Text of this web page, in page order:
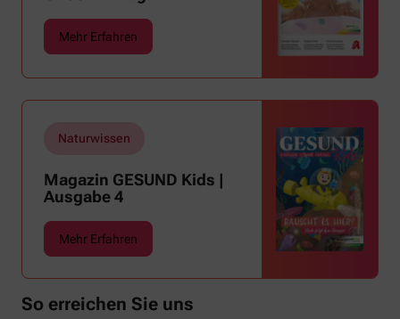
uns warme Tropennächte den Schlaf rauben,
sehnen wir uns oft nach einem erfrischenden
Regenschauer und Abkühlung.
Mehr Erfahren
Naturwissen
Magazin GESUND Kids |
Ausgabe 4
Mehr Erfahren
So erreichen Sie uns